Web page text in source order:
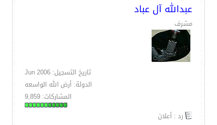
عبدالله آل عباد
مشرف
تاريخ التسجيل: Jun 2006
الدولة: أرض الله الواسعه
المشاركات: 9,859
رد : أعلان